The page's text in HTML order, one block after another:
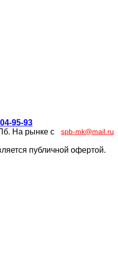
95-93
spb-mk@mail.ru
На рынке с
публичной офертой.